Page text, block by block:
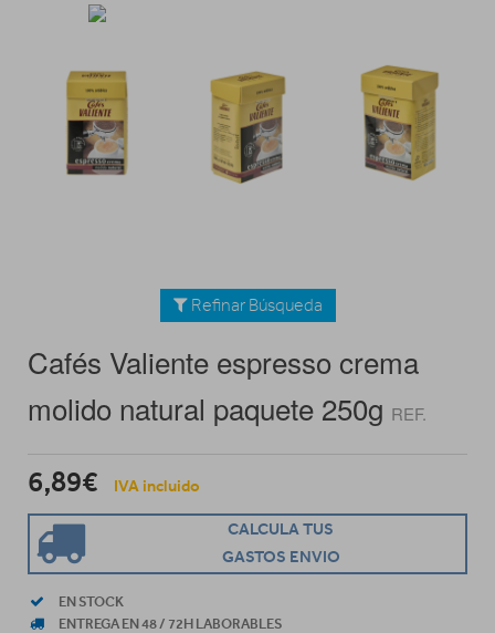
Refinar Búsqueda
Cafés Valiente espresso crema
molido natural paquete 250g REF.
6,89€ IVA incluido
CALCULA TUS
GASTOS ENVIO
EN STOCK
ENTREGA EN 48 / 72H LABORABLES